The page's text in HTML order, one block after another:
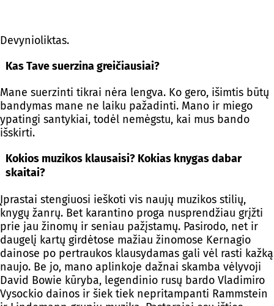
Devynioliktas.
Kas Tave suerzina greičiausiai?
Mane suerzinti tikrai nėra lengva. Ko gero, išimtis būtų
bandymas mane ne laiku pažadinti. Mano ir miego
ypatingi santykiai, todėl nemėgstu, kai mus bando
išskirti.
Kokios muzikos klausaisi? Kokias knygas dabar
skaitai?
Įprastai stengiuosi ieškoti vis naujų muzikos stilių,
knygų žanrų. Bet karantino proga nusprendžiau grįžti
prie jau žinomų ir seniau pažįstamų. Pasirodo, net ir
daugelį kartų girdėtose mažiau žinomose Kernagio
dainose po pertraukos klausydamas gali vėl rasti kažką
naujo. Be jo, mano aplinkoje dažnai skamba vėlyvoji
David Bowie kūryba, legendinio rusų bardo Vladimiro
Vysockio dainos ir šiek tiek nepritampanti Rammstein